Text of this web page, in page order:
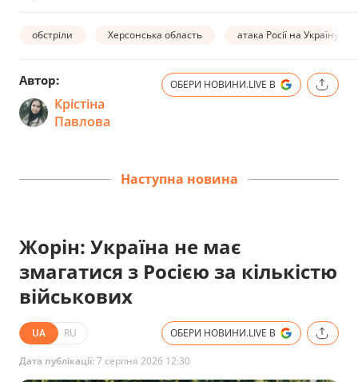
обстріли Херсонська область атака Росії на Україну
Автор:
Крістіна
Павлова
ОБЕРИ НОВИНИ.LIVE В
Наступна новина
Жорін: Україна не має
змагатися з Росією за кількістю
військових
UA RU ОБЕРИ НОВИНИ.LIVE В
Дата публікації:7 серпня 2026 12:30